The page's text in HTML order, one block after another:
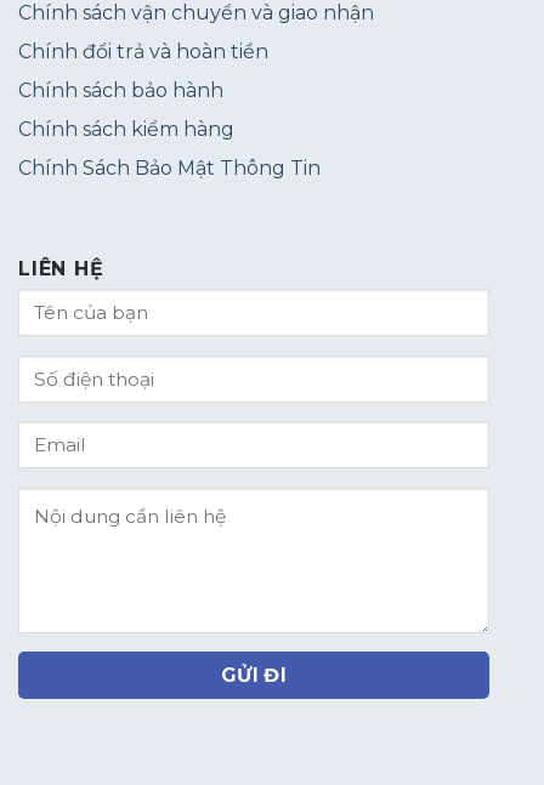
Chính sách vận chuyển và giao nhận
Chính đổi trả và hoàn tiền
Chính sách bảo hành
Chính sách kiểm hàng
Chính Sách Bảo Mật Thông Tin
LIÊN HỆ
GỬI ĐI